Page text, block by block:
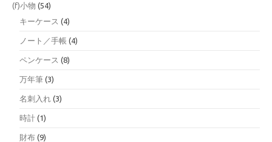
(f)小物 (54)
キーケース (4)
ノート／手帳 (4)
ペンケース (8)
万年筆 (3)
名刺入れ (3)
時計 (1)
財布 (9)